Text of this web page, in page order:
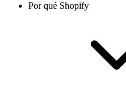
Por qué Shopify